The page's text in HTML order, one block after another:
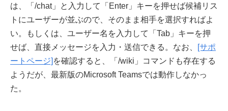
は、「/chat」と入力して「Enter」キーを押せば候補リス
トにユーザーが並ぶので、そのまま相手を選択すればよ
い。もしくは、ユーザー名を入力して「Tab」キーを押
せば、直接メッセージを入力・送信できる。なお、
[サポ
ートページ] を確認すると、「/wiki」コマンドも存在する
ようだが、最新版のMicrosoft Teamsでは動作しなかっ
た。